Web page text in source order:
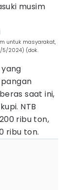
musim
untuk masyarakat,
5/2024) (dok.
saat ini,
NTB
ribu ton,
ribu ton.